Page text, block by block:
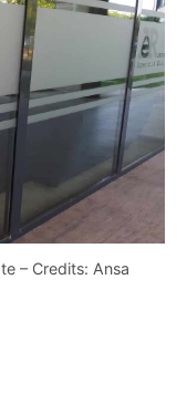
– Credits: Ansa